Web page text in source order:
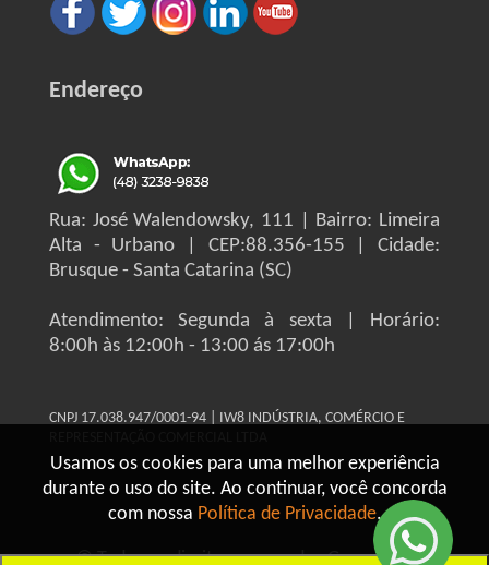
Usamos os cookies para uma melhor experiência
durante o uso do site. Ao continuar, você concorda
com nossa Política de Privacidade.
Endereço
Rua: José Walendowsky, 111 | Bairro: Limeira
Alta - Urbano | CEP:88.356-155 | Cidade:
Brusque - Santa Catarina (SC)
Atendimento: Segunda à sexta | Horário:
8:00h às 12:00h - 13:00 ás 17:00h
CNPJ 17.038.947/0001-94 | IW8 INDÚSTRIA, COMÉRCIO E
© Todos os direitos reservados Grupo IW8